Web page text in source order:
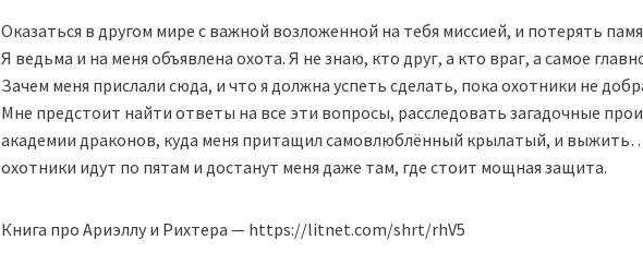
Оказаться в другом мире с важной возложенной на тебя миссией, и потерять
Я ведьма и на меня объявлена охота. Я не знаю, кто друг, а кто враг, а самое
Зачем меня прислали сюда, и что я должна успеть сделать, пока охотники не
Мне предстоит найти ответы на все эти вопросы, расследовать загадочные
академии драконов, куда меня притащил самовлюблённый крылатый, и
охотники идут по пятам и достанут меня даже там, где стоит мощная защита.
Книга про Ариэллу и Рихтера — https://litnet.com/shrt/rhV5